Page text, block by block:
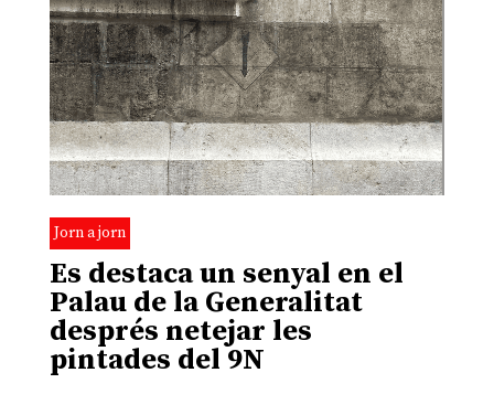
Jorn a jorn
Es destaca un senyal en el
Palau de la Generalitat
després netejar les
pintades del 9N